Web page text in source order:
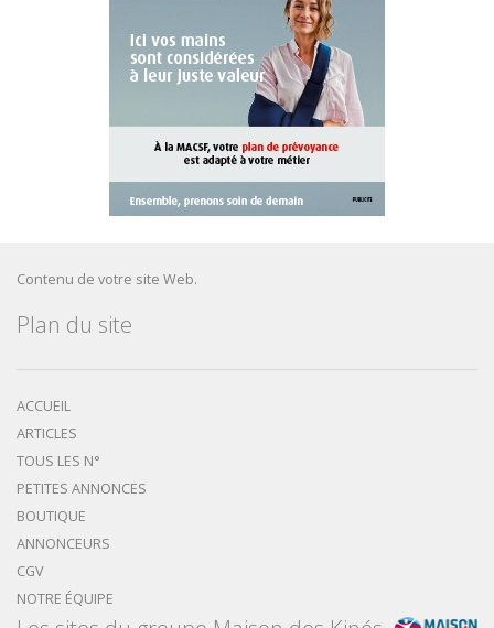
Contenu de votre site Web.
Plan du site
ACCUEIL
ARTICLES
TOUS LES N°
PETITES ANNONCES
BOUTIQUE
ANNONCEURS
CGV
NOTRE ÉQUIPE